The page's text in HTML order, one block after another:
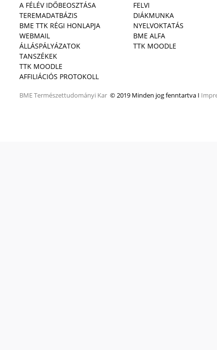
A FÉLÉV IDŐBEOSZTÁSA
TEREMADATBÁZIS
BME TTK RÉGI HONLAPJA
WEBMAIL
ÁLLÁSPÁLYÁZATOK
TANSZÉKEK
TTK MOODLE
AFFILIÁCIÓS PROTOKOLL
BMETermészettudományi Kar © 2019 Minden jog fenntartva I
FELVI
DIÁKMUNKA
NYELVOKTATÁS
BME ALFA
TTK MOODLE